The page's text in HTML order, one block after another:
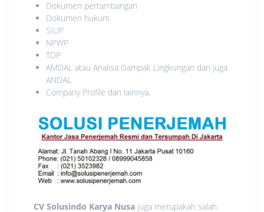
Dokumen pertambangan
Dokumen hukum
SIUP
NPWP
TDP
AMDAL atau Analisa Dampak Lingkungan dan juga
ANDAL
Company Profile dan lainnya.
CV Solusindo Karya Nusa juga merupakah salah